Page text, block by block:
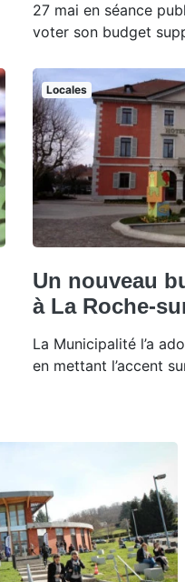
27 mai en séance
voter son budget
Locales
Un nouveau
à La Roche-
La Municipalité l’a
en mettant l’accent